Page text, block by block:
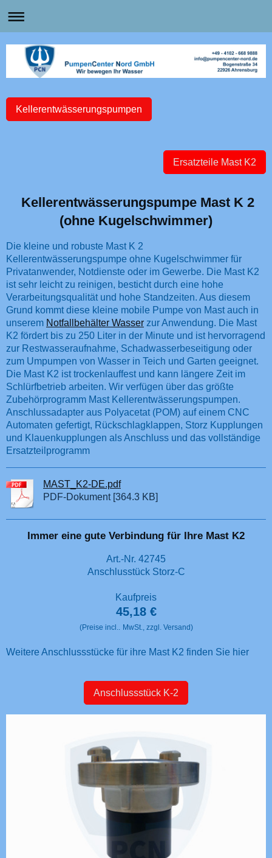
Kellerentwässerungspumpen
Ersatzteile Mast K2
Kellerentwässerungspumpe Mast K 2
(ohne Kugelschwimmer)
Die kleine und robuste Mast K 2
Kellerentwässerungspumpe ohne Kugelschwimmer für
Privatanwender, Notdienste oder im Gewerbe. Die Mast K2
ist sehr leicht zu reinigen, besticht durch eine hohe
Verarbeitungsqualität und hohe Standzeiten. Aus diesem
Grund kommt diese kleine mobile Pumpe von Mast auch in
unserem Notfallbehälter Wasser zur Anwendung. Die Mast
K2 fördert bis zu 250 Liter in der Minute und ist hervorragend
zur Restwasseraufnahme, Schadwasserbeseitigung oder
zum Umpumpen von Wasser in Teich und Garten geeignet.
Die Mast K2 ist trockenlauffest und kann längere Zeit im
Schlürfbetrieb arbeiten. Wir verfügen über das größte
Zubehörprogramm Mast Kellerentwässerungspumpen.
Anschlussadapter aus Polyacetat (POM) auf einem CNC
Automaten gefertigt, Rückschlagklappen, Storz Kupplungen
und Klauenkupplungen als Anschluss und das vollständige
Ersatzteilprogramm
MAST_K2-DE.pdf
PDF-Dokument [364.3 KB]
Immer eine gute Verbindung für Ihre Mast K2
Art.-Nr. 42745
Anschlusstück Storz-C
Kaufpreis
45,18 €
(Preise incl.. MwSt., zzgl. Versand)
Weitere Anschlussstücke für ihre Mast K2 finden Sie hier
Anschlussstück K-2